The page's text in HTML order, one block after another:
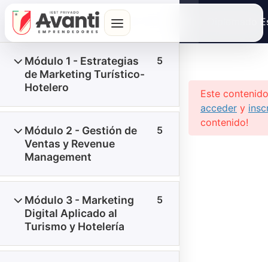
Inicio Cursos Diplomados
Diplomado
marketing
hotelero
Módulo 1 - Estrategias
de Marketing Turístico-
Hotelero
5
Módulo 2 - Gestión de
Ventas y Revenue
Management
5
Módulo 3 - Marketing
Digital Aplicado al
Turismo y Hotelería
5
Este
acceder y
contenido!
Formación con ética, calidad y
profesionalismo para un futuro de
excelencia.
¿Tienes un reclamo o sugerencia?
Libro de Reclamaciones